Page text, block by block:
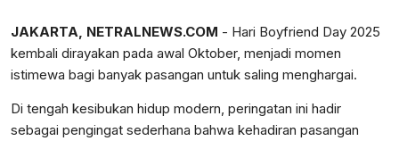
JAKARTA, NETRALNEWS.COM - Hari Boyfriend Day 2025
kembali dirayakan pada awal Oktober, menjadi momen
istimewa bagi banyak pasangan untuk saling menghargai.
Di tengah kesibukan hidup modern, peringatan ini hadir
sebagai pengingat sederhana bahwa kehadiran pasangan